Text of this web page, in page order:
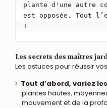
plante d'une autre
est opposée. Tout
!
Les secrets des maîtres
Les astuces pour réussir
Tout d’abord, variez
plantes hautes,
mouvement et de la